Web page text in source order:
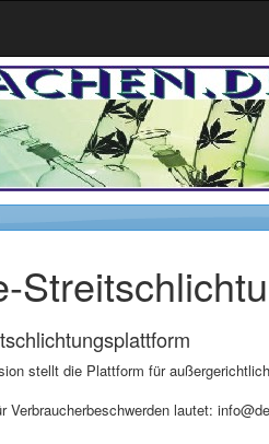
stellt die Plattform für
Verbraucherbeschwerden lautet: